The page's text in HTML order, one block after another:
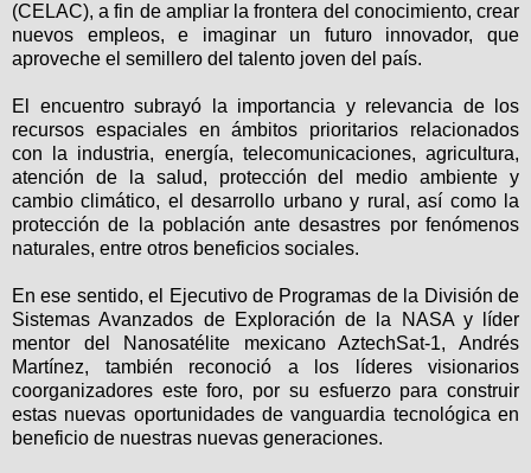
(CELAC), a fin de ampliar la frontera del conocimiento, crear
nuevos empleos, e imaginar un futuro innovador, que
aproveche el semillero del talento joven del país.
El encuentro subrayó la importancia y relevancia de los
recursos espaciales en ámbitos prioritarios relacionados
con la industria, energía, telecomunicaciones, agricultura,
atención de la salud, protección del medio ambiente y
cambio climático, el desarrollo urbano y rural, así como la
protección de la población ante desastres por fenómenos
naturales, entre otros beneficios sociales.
En ese sentido, el Ejecutivo de Programas de la División de
Sistemas Avanzados de Exploración de la NASA y líder
mentor del Nanosatélite mexicano AztechSat-1, Andrés
Martínez, también reconoció a los líderes visionarios
coorganizadores este foro, por su esfuerzo para construir
estas nuevas oportunidades de vanguardia tecnológica en
beneficio de nuestras nuevas generaciones.